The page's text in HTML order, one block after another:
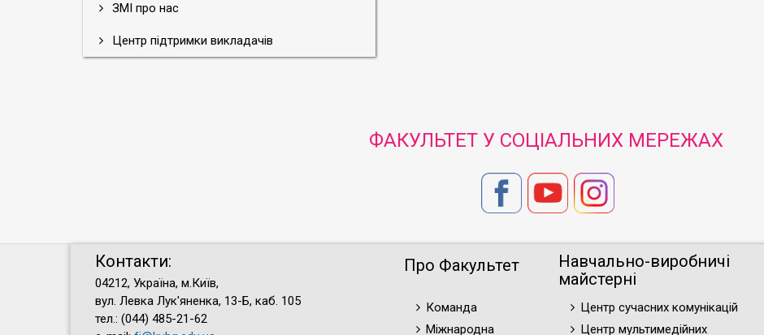
ЗМІ про нас
Центр підтримки викладачів
ФАКУЛЬТЕТ У СОЦІАЛЬНИХ МЕРЕЖАХ
Контакти:
04212, Україна, м.Київ,
вул. Левка Лук'яненка, 13-Б, каб. 105
тел.: (044) 485-21-62
Про Факультет
Команда
Міжнародна
Навчально-виробничі
майстерні
Центр сучасних комунікацій
Центр мультимедійних